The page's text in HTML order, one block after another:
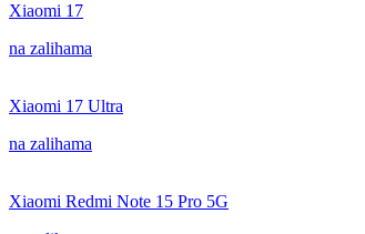
Xiaomi 17
na zalihama
Xiaomi 17 Ultra
na zalihama
Xiaomi Redmi Note 15 Pro 5G